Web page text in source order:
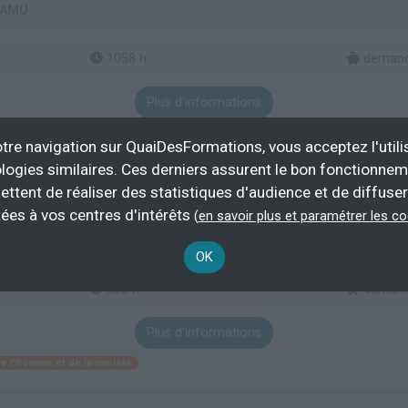
Plus d'informations
mention économie parcours Finance
803 h
Plus d'informations
navigation sur QuaiDesFormations, vous acceptez
similaires. Ces derniers assurent le bon
de réaliser des statistiques d'audience et de
à vos centres d'intérêts (en savoir plus et paramétrer les
OK